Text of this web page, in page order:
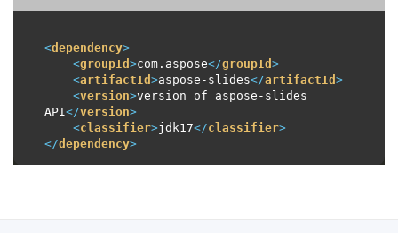
<dependency>
<groupId >com.aspose</groupId >
<artifactId >aspose-slides</artifactId >
<version>version of aspose-slides
API</version>
<classifier>jdk17</classifier>
</dependency>